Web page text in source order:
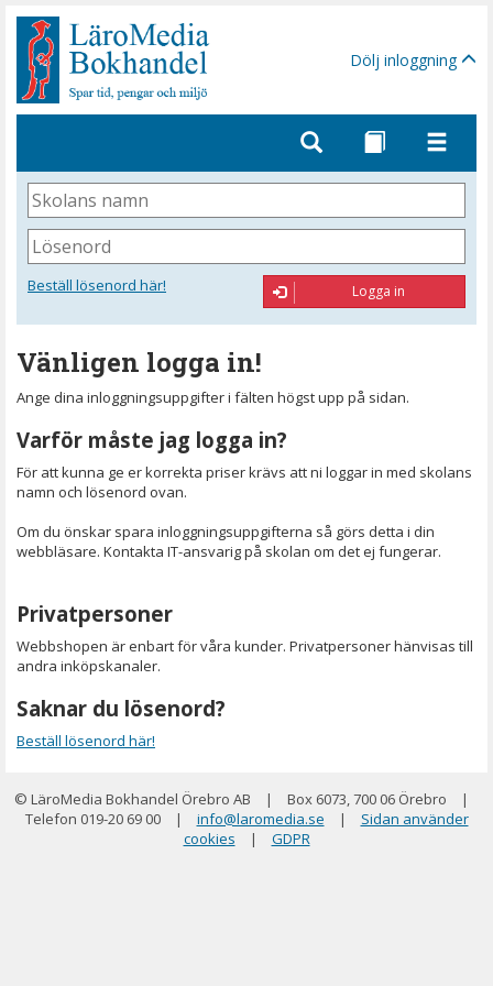
Gå
sidinnehåll
Dölj inloggning
Skolans
namn
Lösenord
Beställ lösenord här! Logga in
Vänligen logga in!
Ange dina inloggningsuppgifter i fälten högst upp på sidan.
Varför måste jag logga in?
För att kunna ge er korrekta priser krävs att ni loggar in med skolans
namn och lösenord ovan.
Om du önskar spara inloggningsuppgifterna så görs detta i din
webbläsare. Kontakta IT-ansvarig på skolan om det ej fungerar.
Privatpersoner
Webbshopen är enbart för våra kunder. Privatpersoner hänvisas till
andra inköpskanaler.
Saknar du lösenord?
Beställ lösenord här!
© LäroMedia Bokhandel Örebro AB | Box 6073, 700 06 Örebro
|
Telefon 019-20 69 00
| info@laromedia.se |
Sidan använder
cookies
| GDPR